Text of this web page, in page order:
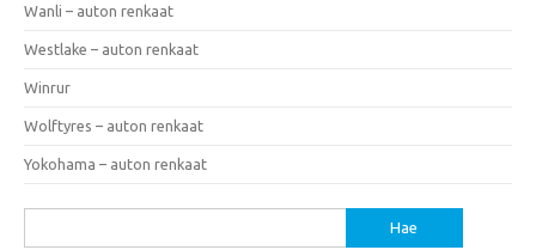
Wanli – auton renkaat
Westlake – auton renkaat
Winrur
Wolftyres – auton renkaat
Yokohama – auton renkaat